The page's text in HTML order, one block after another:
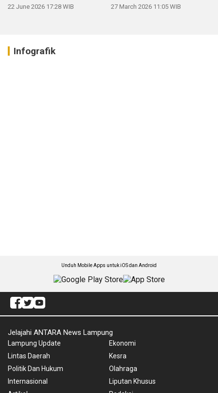
22 June 2026 17:28 WIB 27 March 2026 11:05 WIB
Infografik
Unduh Mobile Apps untuk iOS dan Android
Jelajahi ANTARA News Lampung
Lampung Update
Lintas Daerah
Politik Dan Hukum
Internasional
Ekonomi
Kesra
Olahraga
Liputan Khusus